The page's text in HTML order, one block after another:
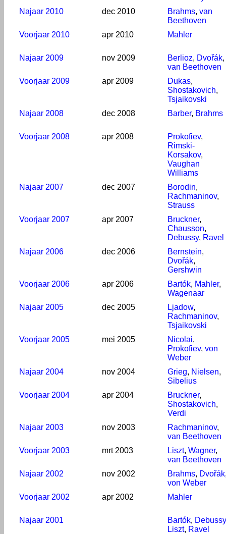
Najaar 2010
dec 2010 Brahms, van
Beethoven
Voorjaar 2010
apr 2010 Mahler
Najaar 2009 nov 2009 Berlioz, Dvořák,
van Beethoven
Voorjaar 2009
apr 2009 Dukas,
Shostakovich,
Tsjaikovski
Najaar 2008
dec 2008 Barber, Brahms
Voorjaar 2008 apr 2008 Prokofiev,
Rimski-
Korsakov,
Vaughan
Williams
Najaar 2007
dec 2007 Borodin,
Rachmaninov,
Strauss
Voorjaar 2007
apr 2007 Bruckner,
Chausson,
Debussy, Ravel
Najaar 2006
dec 2006 Bernstein,
Dvořák,
Gershwin
Voorjaar 2006
apr 2006 Bartók, Mahler,
Wagenaar
Najaar 2005
dec 2005 Ljadow,
Rachmaninov,
Tsjaikovski
Voorjaar 2005
mei 2005 Nicolai,
Prokofiev, von
Weber
Najaar 2004
nov 2004 Grieg, Nielsen,
Sibelius
Voorjaar 2004
apr 2004 Bruckner,
Shostakovich,
Verdi
Najaar 2003
nov 2003 Rachmaninov,
van Beethoven
Voorjaar 2003
mrt 2003 Liszt, Wagner,
van Beethoven
Najaar 2002
nov 2002 Brahms, Dvořák
von Weber
Voorjaar 2002
apr 2002 Mahler
Najaar 2001 Bartók, Debussy
Liszt, Ravel